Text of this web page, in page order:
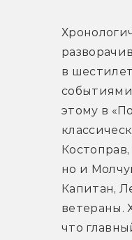
в
событиями
этому в
но и
Капитан,
ветераны.
что